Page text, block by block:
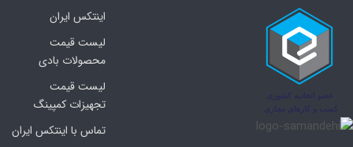
اینتکس ایران
لیست قیمت
محصولات بادی
لیست قیمت
تجهیزات کمپینگ
تماس با اینتکس ایران